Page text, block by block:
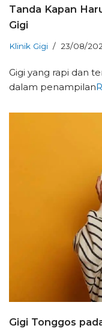
Tanda Kapan
Gigi
Klinik Gigi 23/08/
Gigi yang rapi dan
dalam penampilan
Gigi Tonggos